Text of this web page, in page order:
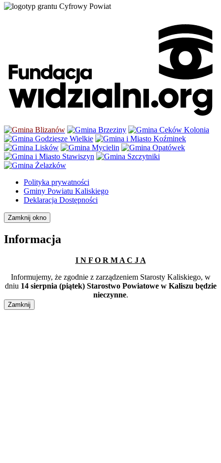
Polityka prywatności
Gminy Powiatu Kaliskiego
Deklaracja Dostępności
Zamknij okno
Informacja
I N F O R M A C J A
Informujemy, że zgodnie z zarządzeniem Starosty Kaliskiego, w
dniu 14 sierpnia (piątek) Starostwo Powiatowe w Kaliszu będzie
nieczynne.
Zamknij